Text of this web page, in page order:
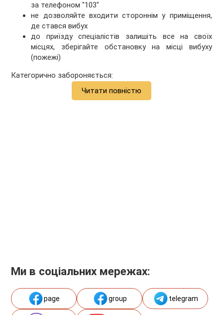
за телефоном "103"
не дозволяйте входити стороннім у приміщення,
де стався вибух
до приїзду спеціалістів залишіть все на своїх
місцях, зберігайте обстановку на місці вибуху
(пожежі)
Категорично забороняється:
Читати повністю
Ми в соціальних мережах:
page group telegram